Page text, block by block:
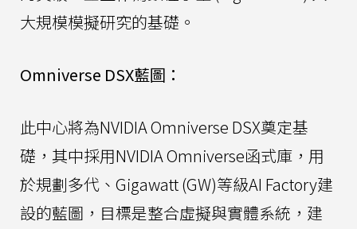
大規模模擬研究的基礎。
Omniverse DSX藍圖：
此中心將為NVIDIA Omniverse DSX奠定基
礎，其中採用NVIDIA Omniverse函式庫，用
於規劃多代、Gigawatt (GW)等級AI Factory建
設的藍圖，目標是整合虛擬與實體系統，建